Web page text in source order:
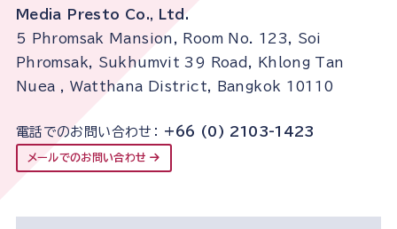
Media Presto Co., Ltd.
5 Phromsak Mansion, Room No. 123, Soi
Phromsak, Sukhumvit 39 Road, Khlong Tan
Nuea , Watthana District, Bangkok 10110
電話でのお問い合わせ： +66 (0) 2103-1423
メールでのお問い合わせ